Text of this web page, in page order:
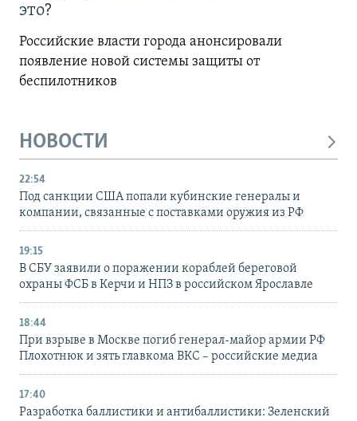
это?
Российские власти города анонсировали
появление новой системы защиты от
беспилотников
НОВОСТИ
22:54
Под санкции США попали кубинские генералы и
компании, связанные с поставками оружия из РФ
19:15
В СБУ заявили о поражении кораблей береговой
охраны ФСБ в Керчи и НПЗ в российском Ярославле
18:44
При взрыве в Москве погиб генерал-майор армии РФ
Плохотнюк и зять главкома ВКС – российские медиа
17:40
Разработка баллистики и антибаллистики: Зеленский